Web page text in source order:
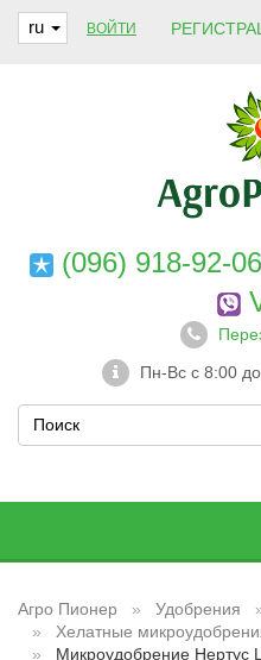
ru ВОЙТИ
О
(096) 918-92-06
Пн-Вс с 8:00
Агро Пионер Удобрения
Хелатные
Микроудобрение Нертус